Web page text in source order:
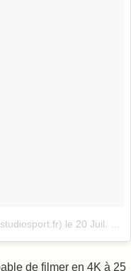
le 20 Juil. 2016 à 6h20 PDT
de filmer en 4K à 25